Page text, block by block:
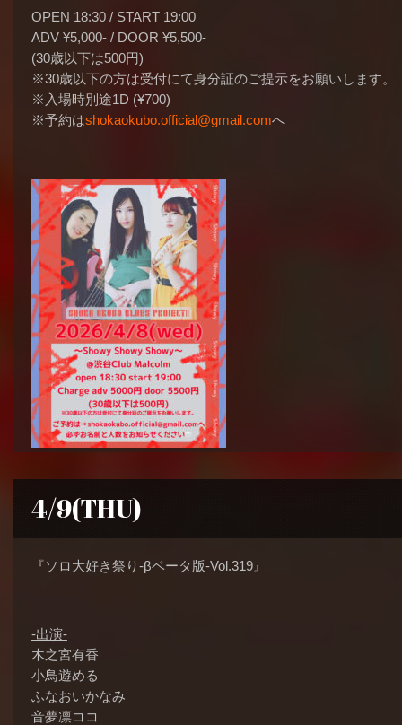
OPEN 18:30 / START 19:00
ADV ¥5,000- / DOOR ¥5,500-
(30歳以下は500円)
※30歳以下の方は受付にて身分証のご提示をお願いします。
※入場時別途1D (¥700)
※予約はshokaokubo.official@gmail.comへ
4/9(THU)
『ソロ大好き祭り-βベータ版-Vol.319』
-出演-
木之宮有香
小鳥遊める
ふなおいかなみ
音夢凛ココ